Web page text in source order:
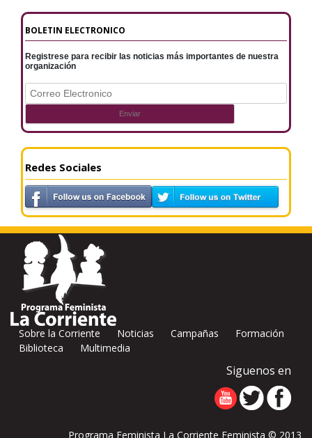
BOLETIN ELECTRONICO
Registrese para recibir las noticias más importantes de nuestra
organización
Redes Sociales
Sobre la Corriente Noticias Campañas
Formación
Biblioteca
Multimedia
Siguenos en
Programa Feminista La Corriente Feminista © 2013